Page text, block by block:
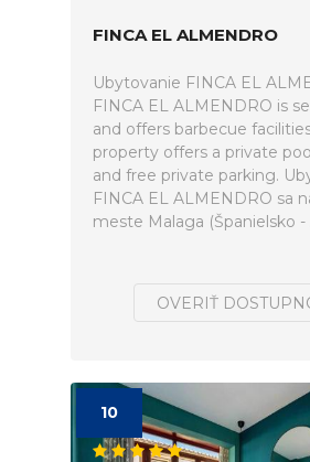
FINCA EL ALMENDRO
Ubytovanie FINCA EL
FINCA EL ALMENDRO is
and offers barbecue
property offers a private
and free private parking.
FINCA EL ALMENDRO sa
meste Malaga (Španielsko -
OVERIŤ
10